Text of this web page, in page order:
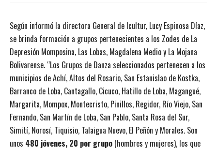
Según informó la directora General de Icultur, Lucy Espinosa Díaz,
se brinda formación a grupos pertenecientes a los Zodes de La
Depresión Momposina, Las Lobas, Magdalena Medio y La Mojana
Bolivarense. “Los Grupos de Danza seleccionados pertenecen a los
municipios de Achí, Altos del Rosario, San Estanislao de Kostka,
Barranco de Loba, Cantagallo, Cicuco, Hatillo de Loba, Magangué,
Margarita, Mompox, Montecristo, Pinillos, Regidor, Río Viejo, San
Fernando, San Martín de Loba, San Pablo, Santa Rosa del Sur,
Simití, Norosí, Tiquisio, Talaigua Nuevo, El Peñón y Morales. Son
unos 480 jóvenes, 20 por grupo (hombres y mujeres), los que